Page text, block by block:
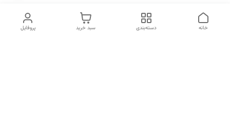
پروفایل سبد خرید دسته‌بندی خانه